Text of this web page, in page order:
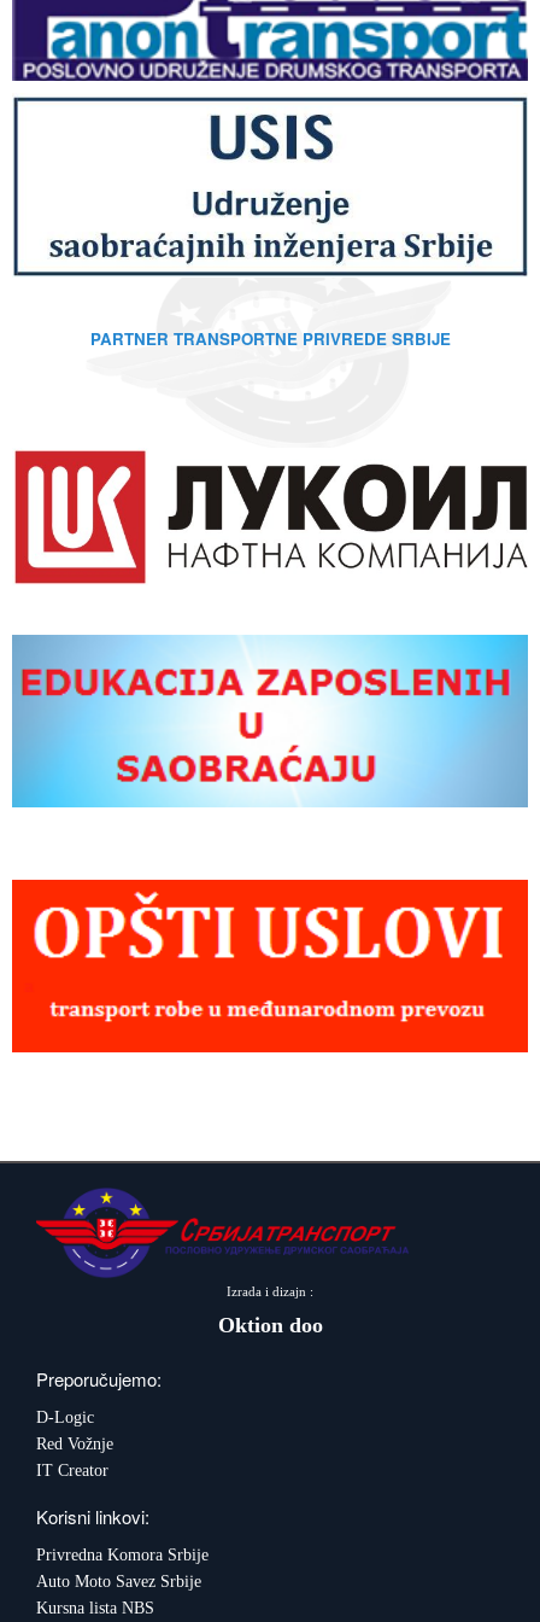
PARTNER TRANSPORTNE PRIVREDE SRBIJE
Izrada i dizajn :
Oktion doo
Preporučujemo:
D-Logic
Red Vožnje
IT Creator
Korisni linkovi:
Privredna Komora Srbije
Auto Moto Savez Srbije
Kursna lista NBS